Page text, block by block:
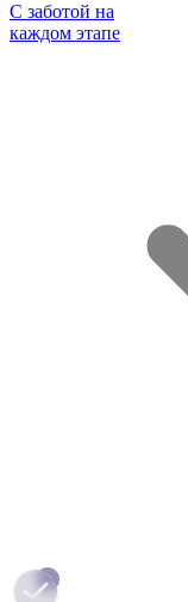
С заботой на
каждом этапе